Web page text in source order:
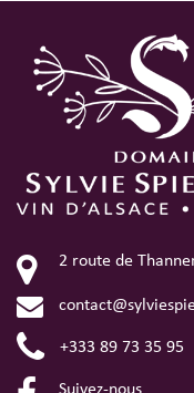
2 route de
+333 89 73 35 95
Facebook